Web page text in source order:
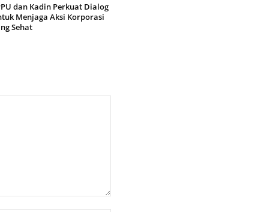
dan Kadin Perkuat Dialog
Menjaga Aksi Korporasi
Sehat